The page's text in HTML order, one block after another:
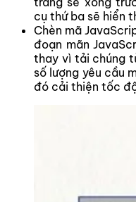
cụ thứ ba sẽ hiển
Chèn mã
đoạn mãn
thay vì tải chúng
số lượng yêu cầu
đó cải thiện tốc